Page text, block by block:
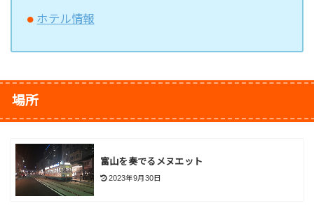
ホテル情報
場所
富山を奏でるメヌエット
2023年9月30日